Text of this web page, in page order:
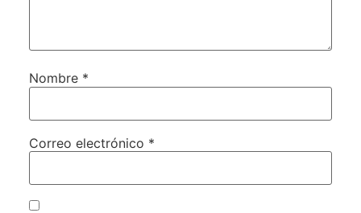
Nombre *
Correo electrónico *